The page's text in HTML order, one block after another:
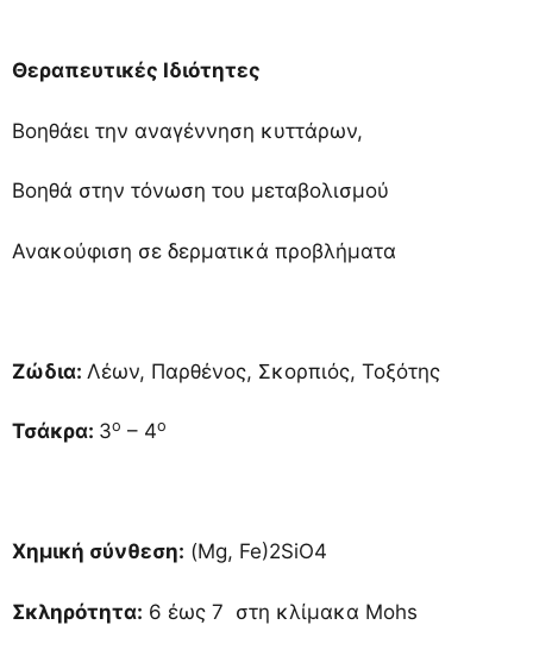
Θεραπευτικές Ιδιότητες
Βοηθάει την αναγέννηση κυττάρων,
Βοηθά στην τόνωση του μεταβολισμού
Ανακούφιση σε δερματικά προβλήματα
Ζώδια: Λέων, Παρθένος, Σκορπιός, Τοξότης
Τσάκρα: 3ο – 4ο
Χημική σύνθεση: (Mg, Fe)2SiO4
Σκληρότητα: 6 έως 7 στη κλίμακα Mohs